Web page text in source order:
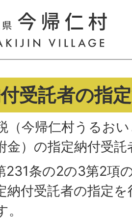
受託者の指
（今帰仁村うるお
金）の指定納付受
231条の2の3第2項
納付受託者の指定